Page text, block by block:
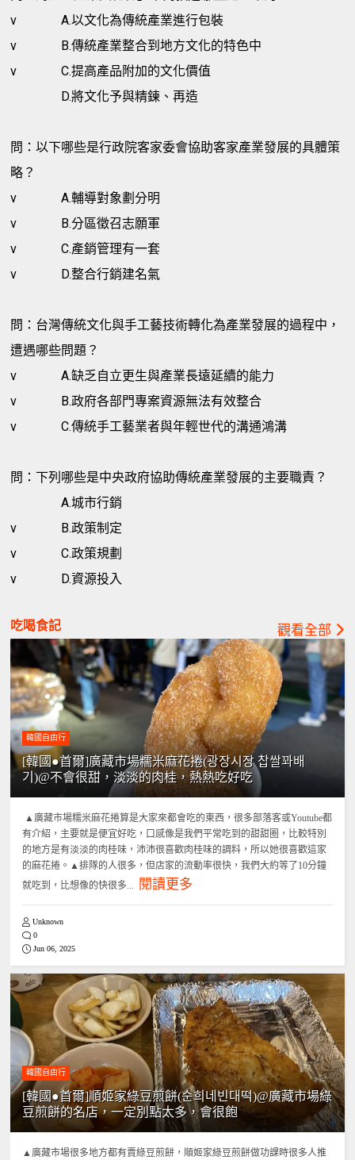
v
A.以文化為傳統產業進行包裝
v
B.傳統產業整合到地方文化的特色中
v
C.提高產品附加的文化價值
D.將文化予與精鍊、再造
問：以下哪些是行政院客家委會協助客家產業發展的具體策
略？
v
A.輔導對象劃分明
v
B.分區徵召志願軍
v
C.產銷管理有一套
v
D.整合行銷建名氣
問：台灣傳統文化與手工藝技術轉化為產業發展的過程中，
遭遇哪些問題？
v
A.缺乏自立更生與產業長遠延續的能力
v
B.政府各部門專案資源無法有效整合
v
C.傳統手工藝業者與年輕世代的溝通鴻溝
問：下列哪些是中央政府協助傳統產業發展的主要職責？
A.城市行銷
v
B.政策制定
v
C.政策規劃
v
D.資源投入
吃喝食記 觀看全部
韓國自由行
[韓國●首爾]廣藏市場糯米麻花捲(광장시장 찹쌀꽈배
기)@不會很甜，淡淡的肉桂，熱熱吃好吃
▲廣藏市場糯米麻花捲算是大家來都會吃的東西，很多部落客或Youtube都
有介紹，主要就是便宜好吃，口感像是我們平常吃到的甜甜圈，比較特別
的地方是有淡淡的肉桂味，沛沛很喜歡肉桂味的調料，所以她很喜歡這家
的麻花捲。▲排隊的人很多，但店家的流動率很快，我們大約等了10分鐘
就吃到，比想像的快很多...
閱讀更多
Unknown
0
Jun 06, 2025
韓國自由行
[韓國●首爾]順姬家綠豆煎餅(순희네빈대떡)@廣藏市場綠
豆煎餅的名店，一定別點太多，會很飽
▲廣藏市場很多地方都有賣綠豆煎餅，順姬家綠豆煎餅做功課時很多人推